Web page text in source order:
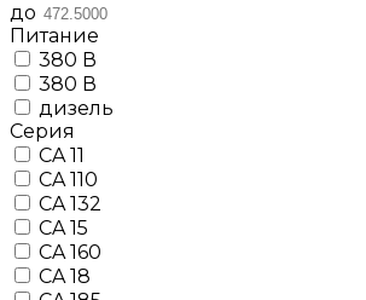
до
Питание
380 В
380 В
дизель
Серия
CA 11
CA 110
CA 132
CA 15
CA 160
CA 18